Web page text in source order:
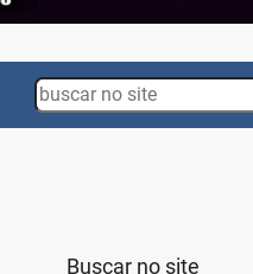
Search
Buscar no site